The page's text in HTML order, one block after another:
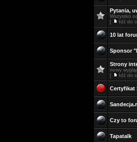
Pytania,
Wszystko
[
Idź do
10 lat
Sponsor
Strony
nowy
[
Idź do
Certyfikat
Czy to
Tapatalk